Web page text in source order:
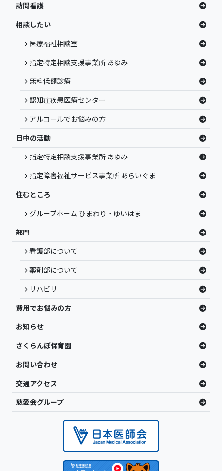
訪問看護
相談したい
医療福祉相談室
指定特定相談支援事業所 あゆみ
無料低額診療
認知症疾患医療センター
アルコールでお悩みの方
日中の活動
指定特定相談支援事業所 あゆみ
指定障害福祉サービス事業所 あらいぐま
住むところ
グループホーム ひまわり・ゆいはま
部門
看護部について
薬剤部について
リハビリ
費用でお悩みの方
お知らせ
さくらんぼ保育園
お問い合わせ
交通アクセス
慈愛会グループ